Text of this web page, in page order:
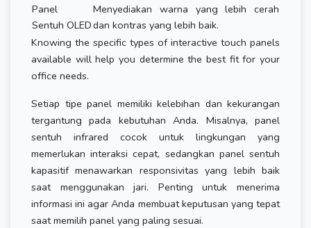
Panel
Sentuh OLED
Menyediakan warna yang lebih cerah
dan kontras yang lebih baik.
Knowing the specific types of interactive touch panels
available will help you determine the best fit for your
office needs.
Setiap tipe panel memiliki kelebihan dan kekurangan
tergantung pada kebutuhan Anda. Misalnya, panel
sentuh infrared cocok untuk lingkungan yang
memerlukan interaksi cepat, sedangkan panel sentuh
kapasitif menawarkan responsivitas yang lebih baik
saat menggunakan jari. Penting untuk menerima
informasi ini agar Anda membuat keputusan yang tepat
saat memilih panel yang paling sesuai.